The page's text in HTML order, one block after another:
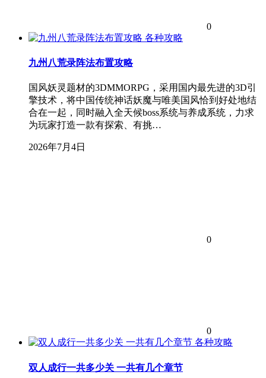
0
各种攻略
九州八荒录阵法布置攻略
国风妖灵题材的3DMMORPG，采用国内最先进的3D引
擎技术，将中国传统神话妖魔与唯美国风恰到好处地结
合在一起，同时融入全天候boss系统与养成系统，力求
为玩家打造一款有探索、有挑…
2026年7月4日
0
0
各种攻略
双人成行一共多少关 一共有几个章节